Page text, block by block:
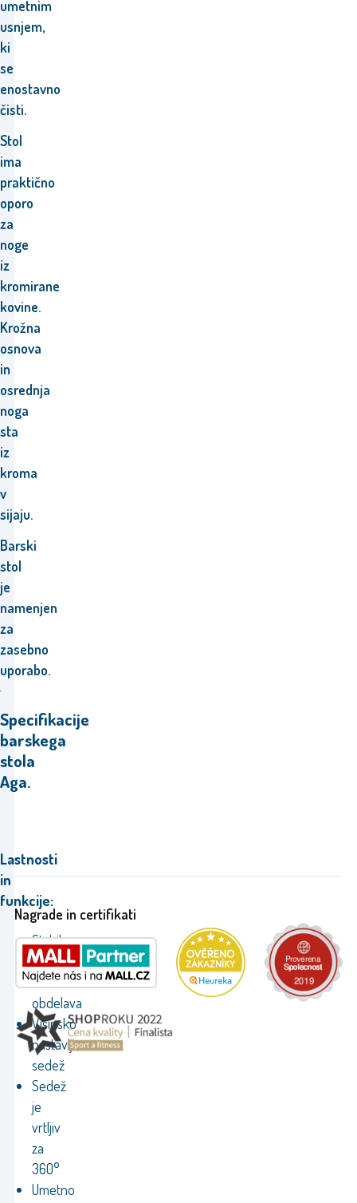
umetnim
usnjem,
ki
se
enostavno
čisti.
Stol
ima
praktično
oporo
za
noge
iz
kromirane
kovine.
Krožna
osnova
in
osrednja
noga
sta
iz
kroma
v
sijaju.
Barski
stol
je
namenjen
za
zasebno
uporabo.
Specifikacije
barskega
stola
Aga.
Lastnosti
in
funkcije:
Stabilna
in
kakovostna
obdelava
Višinsko
nastavljiv
sedež
Sedež
je
vrtljiv
za
360°
Umetno
Nagrade in certifikati